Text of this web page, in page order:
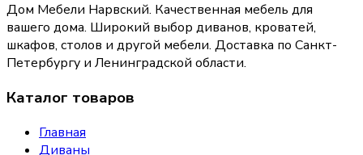
Дом Мебели Нарвский. Качественная мебель для
вашего дома. Широкий выбор диванов, кроватей,
шкафов, столов и другой мебели. Доставка по Санкт-
Петербургу и Ленинградской области.
Каталог товаров
Главная
Диваны